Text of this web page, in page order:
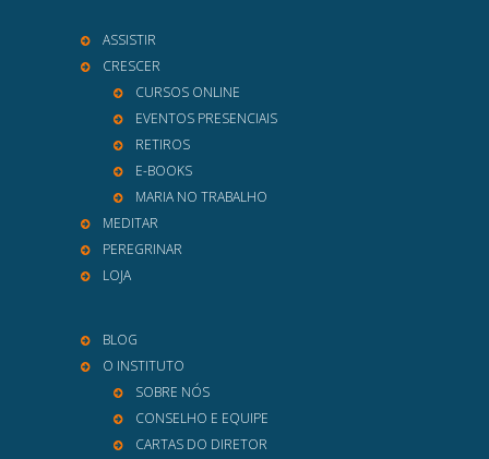
ASSISTIR
CRESCER
CURSOS ONLINE
EVENTOS PRESENCIAIS
RETIROS
E-BOOKS
MARIA NO TRABALHO
MEDITAR
PEREGRINAR
LOJA
BLOG
O INSTITUTO
SOBRE NÓS
CONSELHO E EQUIPE
CARTAS DO DIRETOR